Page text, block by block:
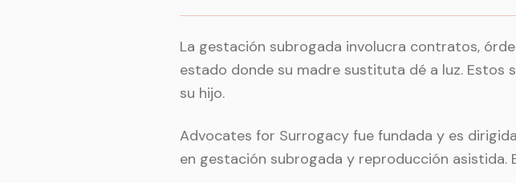
La gestación subrogada involucra contratos,
estado donde su madre sustituta dé a luz. Estos
su hijo.
Advocates for Surrogacy fue fundada y es
en gestación subrogada y reproducción asistida.